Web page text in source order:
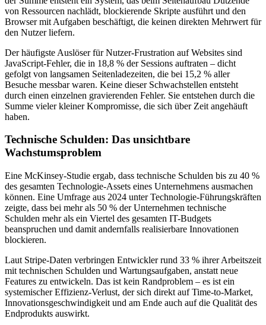
von Ressourcen nachlädt, blockierende Skripte ausführt und den
Browser mit Aufgaben beschäftigt, die keinen direkten Mehrwert für
den Nutzer liefern.
Der häufigste Auslöser für Nutzer-Frustration auf Websites sind
JavaScript-Fehler, die in 18,8 % der Sessions auftraten – dicht
gefolgt von langsamen Seitenladezeiten, die bei 15,2 % aller
Besuche messbar waren. Keine dieser Schwachstellen entsteht
durch einen einzelnen gravierenden Fehler. Sie entstehen durch die
Summe vieler kleiner Kompromisse, die sich über Zeit angehäuft
haben.
Technische Schulden: Das unsichtbare
Wachstumsproblem
Eine McKinsey-Studie ergab, dass technische Schulden bis zu 40 %
des gesamten Technologie-Assets eines Unternehmens ausmachen
können. Eine Umfrage aus 2024 unter Technologie-Führungskräften
zeigte, dass bei mehr als 50 % der Unternehmen technische
Schulden mehr als ein Viertel des gesamten IT-Budgets
beanspruchen und damit andernfalls realisierbare Innovationen
blockieren.
Laut Stripe-Daten verbringen Entwickler rund 33 % ihrer Arbeitszeit
mit technischen Schulden und Wartungsaufgaben, anstatt neue
Features zu entwickeln. Das ist kein Randproblem – es ist ein
systemischer Effizienz-Verlust, der sich direkt auf Time-to-Market,
Innovationsgeschwindigkeit und am Ende auch auf die Qualität des
Endprodukts auswirkt.